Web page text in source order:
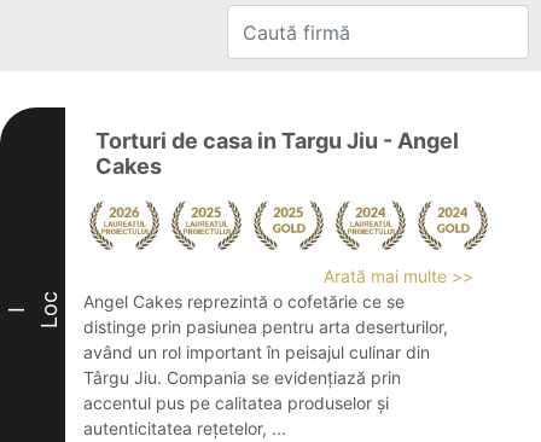
I Loc
Torturi de casa in Targu Jiu - Angel
Cakes
Arată mai multe >>
Angel Cakes reprezintă o cofetărie ce se
distinge prin pasiunea pentru arta deserturilor,
având un rol important în peisajul culinar din
Târgu Jiu. Compania se evidențiază prin
accentul pus pe calitatea produselor și
autenticitatea rețetelor, ...